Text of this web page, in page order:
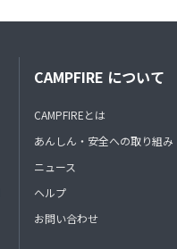
CAMPFIRE について
CAMPFIREとは
あんしん・安全への取り組み
ニュース
ヘルプ
お問い合わせ